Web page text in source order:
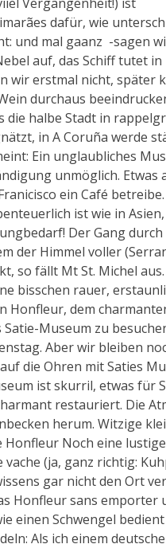
dafür, wie
und mal gaanz -sagen
auf, das Schiff tutet in
wir erstmal nicht, später
durchaus
die halbe Stadt in
in A Coruña werde
Ein unglaubliches
unmöglich. Etwas
ein Café
ist wie in
Der Gang
der Himmel voller
so fällt Mt St. Michel
bisschen rauer,
Honfleur, dem
Museum zu
Aber wir bleiben
die Ohren mit Saties
ist skurril, etwas für
restauriert. Die
herum. Witzige
Honfleur Noch eine lustige
(ja, ganz richtig:
gar nicht den Ort
Honfleur sans emporter
einen Schwengel
Als ich einem